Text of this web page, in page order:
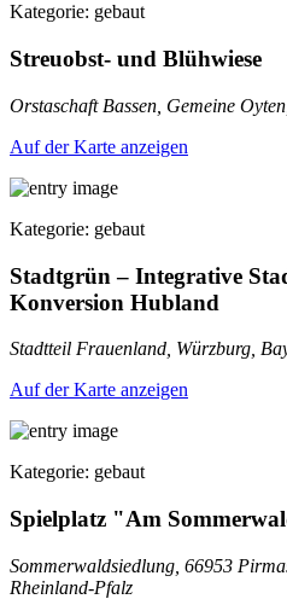
Kategorie: gebaut
Streuobst- und Blühwiese
Orstaschaft Bassen, Gemeine
Auf der Karte anzeigen
Kategorie: gebaut
Stadtgrün – Integrative
Konversion Hubland
Stadtteil Frauenland, Würzburg,
Auf der Karte anzeigen
Kategorie: gebaut
Spielplatz "Am
Sommerwaldsiedlung, 66953
Rheinland-Pfalz